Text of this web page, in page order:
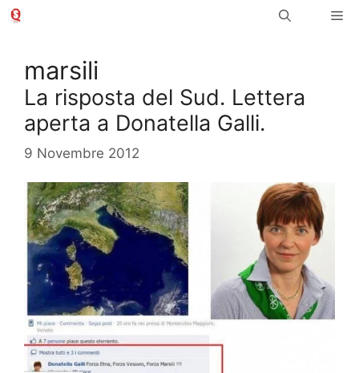
Vai
marsili
La risposta del Sud. Lettera
aperta a Donatella Galli.
9 Novembre 2012